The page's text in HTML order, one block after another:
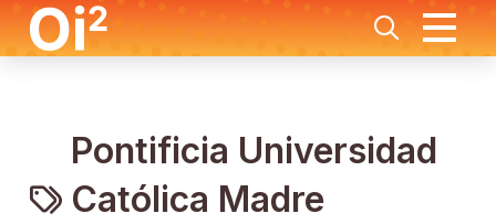
Pontificia Universidad
Católica Madre